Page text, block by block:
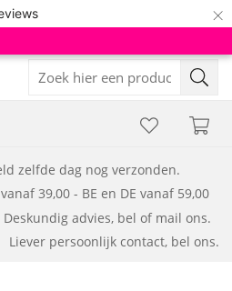
×
zelfde dag nog verzonden.
39,00 - BE en DE vanaf 59,00
Deskundig advies, bel of mail ons.
Liever persoonlijk contact, bel ons.